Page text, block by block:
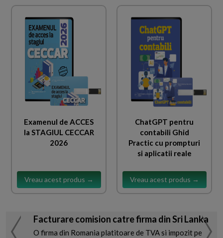
Examenul de ACCES
la STAGIUL CECCAR
2026
Vreau acest produs →
ChatGPT pentru
contabili Ghid
Practic cu prompturi
si aplicatii reale
Vreau acest produs →
Facturare comision catre firma din Sri Lanka
O firma din Romania platitoare de TVA si impozit pe